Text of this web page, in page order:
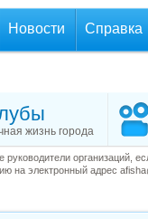
Новости Справка
жизнь города
руководители организаций,
на электронный адрес